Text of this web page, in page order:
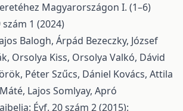
Magyarországon I. (1–6)
1 (2024)
Balogh, Árpád Bezeczky, József
Orsolya Kiss, Orsolya Valkó, Dávid
Péter Szűcs, Dániel Kovács, Attila
Lajos Somlyay, Apró
Évf. 20 szám 2 (2015):